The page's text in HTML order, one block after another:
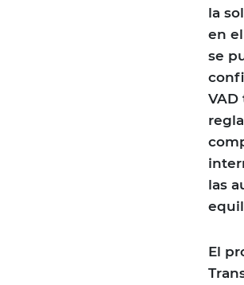
la
en
se
las
El